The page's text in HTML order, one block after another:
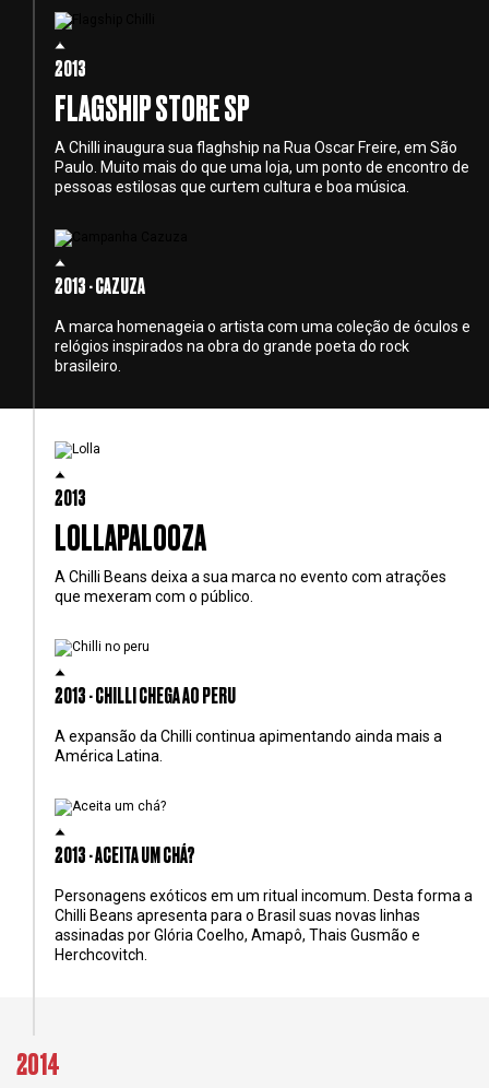
2013
FLAGSHIP STORE SP
A Chilli inaugura sua flaghship na Rua Oscar Freire, em São
Paulo. Muito mais do que uma loja, um ponto de encontro de
pessoas estilosas que curtem cultura e boa música.
2013 - CAZUZA
A marca homenageia o artista com uma coleção de óculos e
relógios inspirados na obra do grande poeta do rock
brasileiro.
2013
LOLLAPALOOZA
A Chilli Beans deixa a sua marca no evento com atrações
que mexeram com o público.
2013 - CHILLI CHEGA AO PERU
A expansão da Chilli continua apimentando ainda mais a
América Latina.
2013 - ACEITA UM CHÁ?
Personagens exóticos em um ritual incomum. Desta forma a
Chilli Beans apresenta para o Brasil suas novas linhas
assinadas por Glória Coelho, Amapô, Thais Gusmão e
Herchcovitch.
2014